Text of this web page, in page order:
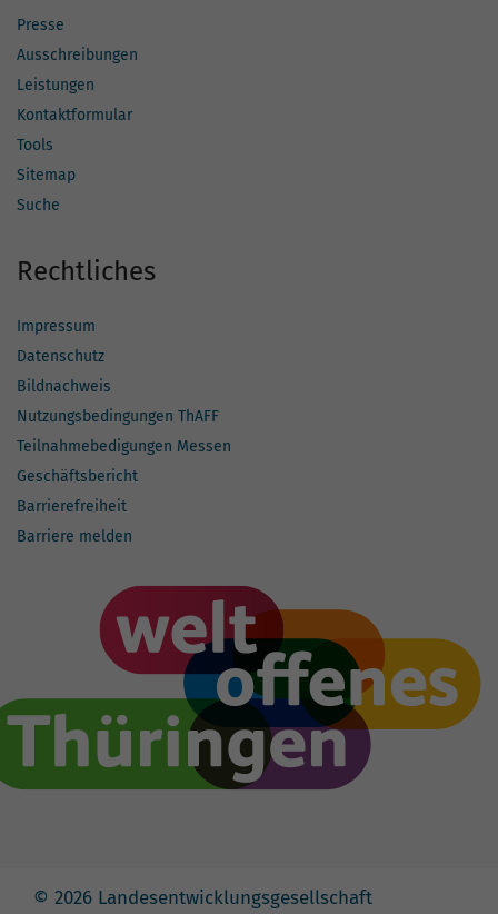
Presse
Ausschreibungen
Leistungen
Kontaktformular
Tools
Sitemap
Suche
Rechtliches
Impressum
Datenschutz
Bildnachweis
Nutzungsbedingungen ThAFF
Teilnahmebedigungen Messen
Geschäftsbericht
Barrierefreiheit
Barriere melden
© 2026 Landesentwicklungsgesellschaft